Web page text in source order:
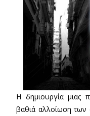
Η δημιουργία μιας
βαθιά αλλοίωση